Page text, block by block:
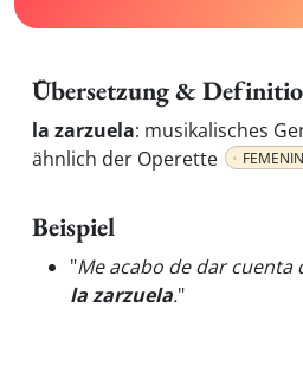
Übersetzung &
la zarzuela: musikalisches
ähnlich der Operette
Beispiel
"Me acabo de dar
la zarzuela."